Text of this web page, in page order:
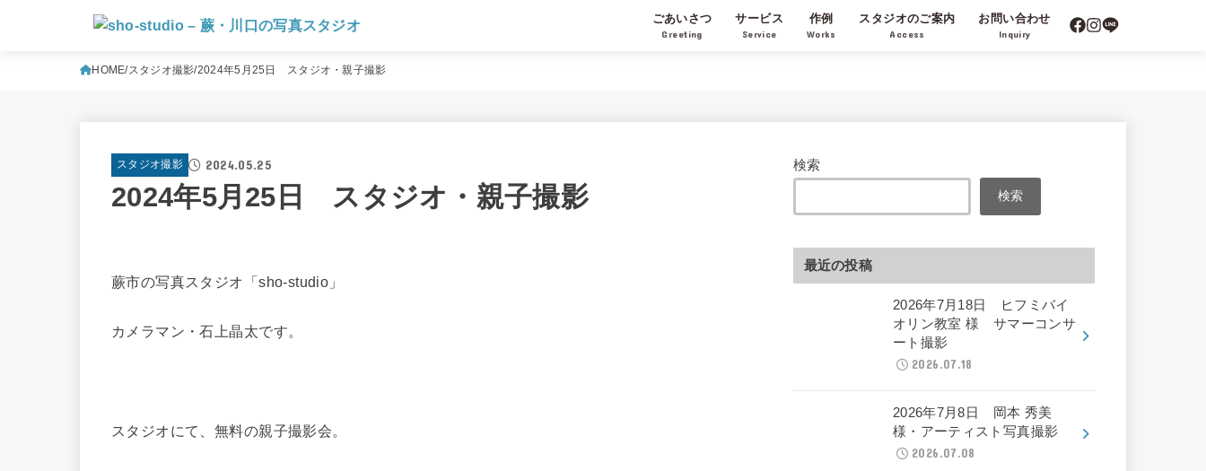
ごあいさつ
Greeting
サービス
Service
作例
Works
スタジオのご案内
Access
お問い合わせ
Inquiry
HOME スタジオ撮影 2024年5月25日 スタジオ・親子撮影
スタジオ撮影 2024.05.25
2024年5月25日 スタジオ・親子撮影
蕨市の写真スタジオ「sho-studio」
カメラマン・石上晶太です。
スタジオにて、無料の親子撮影会。
検索
検索
最近の投稿
2026年7月18日 ヒフミバイ
オリン教室 様 サマーコンサ
ート撮影
2026.07.18
2026年7月8日 岡本 秀美
様・アーティスト写真撮影
2026.07.08